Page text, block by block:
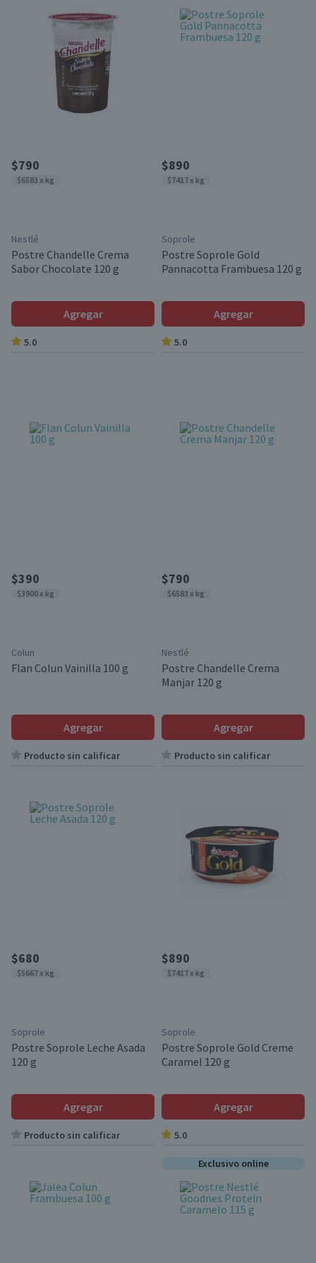
$790
$6583 x kg
Nestlé
Postre Chandelle Crema
Sabor Chocolate 120 g
Agregar
5.0
$890
$7417 x kg
Soprole
Postre Soprole Gold
Pannacotta Frambuesa 120 g
Agregar
5.0
$390
$3900 x kg
Colun
Flan Colun Vainilla 100 g
Agregar
Producto sin calificar
$790
$6583 x kg
Nestlé
Postre Chandelle Crema
Manjar 120 g
Agregar
Producto sin calificar
$680
$5667 x kg
Soprole
Postre Soprole Leche Asada
120 g
Agregar
Producto sin calificar
$890
$7417 x kg
Soprole
Postre Soprole Gold Creme
Caramel 120 g
Agregar
5.0
Exclusivo online